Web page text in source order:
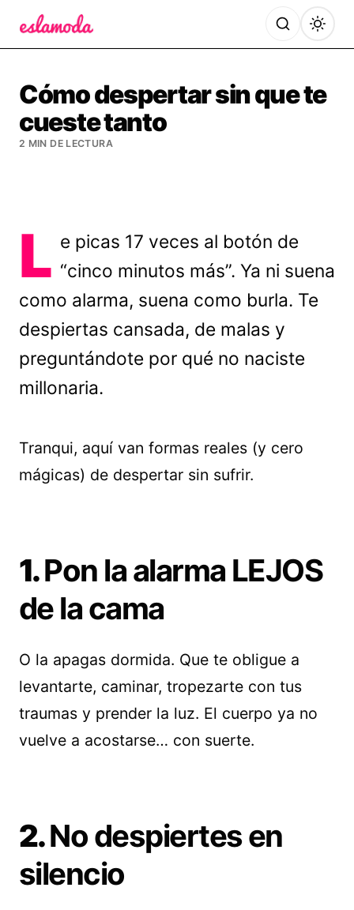
Cómo despertar sin que te
cueste tanto
2 MIN DE LECTURA
L e picas 17 veces al botón de
“cinco minutos más”. Ya ni suena
como alarma, suena como burla. Te
despiertas cansada, de malas y
preguntándote por qué no naciste
millonaria.
Tranqui, aquí van formas reales (y cero
mágicas) de despertar sin sufrir.
1.Pon la alarma LEJOS
de la cama
O la apagas dormida. Que te obligue a
levantarte, caminar, tropezarte con tus
traumas y prender la luz. El cuerpo ya no
vuelve a acostarse… con suerte.
2.No despiertes en
silencio